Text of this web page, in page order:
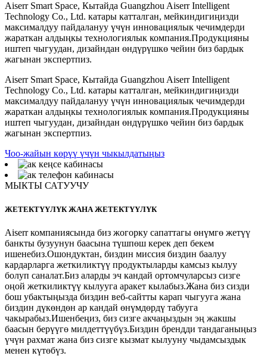
Aiserr Smart Space, Кытайда Guangzhou Aiserr Intelligent
Technology Co., Ltd. катары катталган, мейкиндигиңизди
максималдуу пайдалануу үчүн инновациялык чечимдерди
жараткан алдыңкы технологиялык компания.Продукцияны
иштеп чыгуудан, дизайндан өндүрүшкө чейин биз бардык
жагынан экспертпиз.
Aiserr Smart Space, Кытайда Guangzhou Aiserr Intelligent
Technology Co., Ltd. катары катталган, мейкиндигиңизди
максималдуу пайдалануу үчүн инновациялык чечимдерди
жараткан алдыңкы технологиялык компания.Продукцияны
иштеп чыгуудан, дизайндан өндүрүшкө чейин биз бардык
жагынан экспертпиз.
Чоо-жайын көрүү үчүн чыкылдатыңыз
МЫКТЫ САТУУЧУ
ЖЕТЕКТҮҮЛҮК ЖАНА ЖЕТЕКТҮҮЛҮК
Aiserr компаниясында биз жогорку сапаттагы өнүмгө жетүү
банкты бузуунун баасына түшпөш керек деп бекем
ишенебиз.Ошондуктан, биздин миссия биздин баалуу
кардарларга жеткиликтүү продуктыларды камсыз кылуу
болуп саналат.Биз аларды эч кандай ортомчуларсыз сизге
оңой жеткиликтүү кылууга аракет кылабыз.Жана биз сизди
бош убактыңызда биздин веб-сайтты карап чыгууга жана
биздин дүкөндөн ар кандай өнүмдөрдү табууга
чакырабыз.Ишенбеңиз, биз сизге акчаңыздын эң жакшы
баасын берүүгө милдеттүүбүз.Биздин брендди тандаганыңыз
үчүн рахмат жана биз сизге кызмат кылууну чыдамсыздык
менен күтөбүз.